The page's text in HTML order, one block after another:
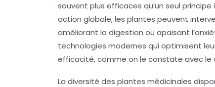
souvent plus efficaces qu’un seul
action globale, les plantes peuvent
améliorant la digestion ou apaisant
technologies modernes qui optimisent
efficacité, comme on le constate avec le
La diversité des plantes médicinales